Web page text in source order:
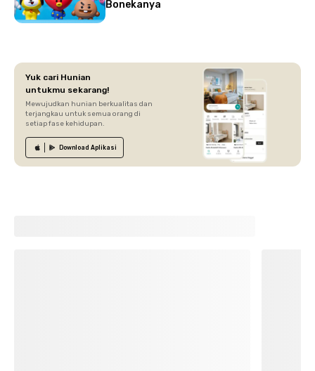
Bonekanya
Yuk cari Hunian
untukmu sekarang!
Mewujudkan hunian berkualitas dan
terjangkau untuk semua orang di
setiap fase kehidupan.
Download Aplikasi